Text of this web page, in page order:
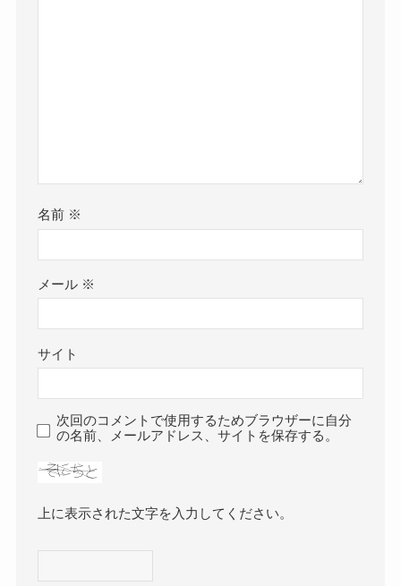
名前 ※
メール ※
サイト
次回のコメントで使用するためブラウザーに自分
の名前、メールアドレス、サイトを保存する。
上に表示された文字を入力してください。